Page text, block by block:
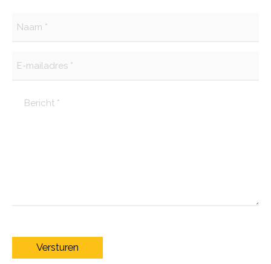
Versturen